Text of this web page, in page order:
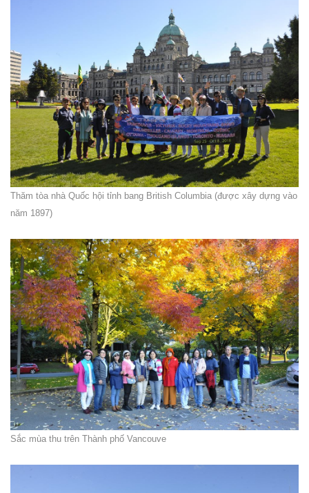
Thăm tòa nhà Quốc hội tỉnh bang British Columbia (được xây dựng vào
năm 1897)
Sắc mùa thu trên Thành phố Vancouve